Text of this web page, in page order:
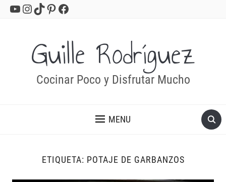
YouTube
Instagram
TikTok
Pinterest
Facebook
Guille Rodríguez
Cocinar Poco y Disfrutar Mucho
MENU
ETIQUETA: POTAJE DE GARBANZOS